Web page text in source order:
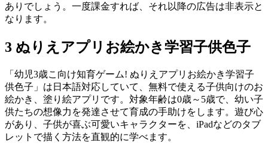
ありでしょう。一度課金すれば、それ以降の広告は非表示と
なります。
3 ぬりえアプリお絵かき学習子供色子
「幼児3歳こ向け知育ゲーム! ぬりえアプリお絵かき学習子
供色子」は日本語対応していて、無料で使える子供向けのお
絵かき、塗り絵アプリです。対象年齢は0歳～5歳で、幼い子
供たちの想像力を発達させて育成の手助けをします。遊び心
があり、子供が喜ぶ可愛いキャラクターを、iPadなどのタブ
レットで描く方法を直観的に学べます。